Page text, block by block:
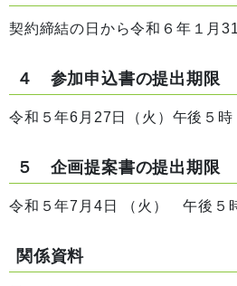
契約締結の日から令和６年１月
４ 参加申込書の提出期限
令和５年6月27日（火）午後５時
５ 企画提案書の提出期限
令和５年7月4日 （火） 午後５
関係資料